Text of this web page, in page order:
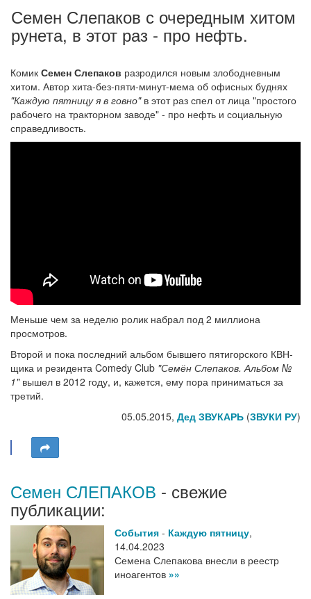
Семен Слепаков с очередным хитом
рунета, в этот раз - про нефть.
Комик Семен Слепаков разродился новым злободневным
хитом. Автор хита-без-пяти-минут-мема об офисных буднях
"Каждую пятницу я в говно"в этот раз спел от лица "простого
рабочего на тракторном заводе" - про нефть и социальную
справедливость.
Меньше чем за неделю ролик набрал под 2 миллиона
просмотров.
Второй и пока последний альбом бывшего пятигорского КВН-
щика и резидента Comedy Club "Семён Слепаков. Альбом №
1"вышел в 2012 году, и, кажется, ему пора приниматься за
третий.
05.05.2015, Дед ЗВУКАРЬ (ЗВУКИ РУ)
Семен СЛЕПАКОВ - свежие
публикации:
События - Каждую пятницу,
14.04.2023
Семена Слепакова внесли в реестр
иноагентов »»